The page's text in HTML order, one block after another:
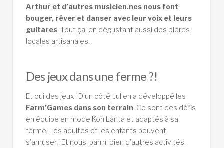
Arthur et d’autres musicien.nes nous font
bouger, rêver et danser avec leur voix et leurs
guitares. Tout ça, en dégustant aussi des bières
locales artisanales.
Des jeux dans une ferme ?!
Et oui des jeux ! D’un côté, Julien a développé les
Farm’Games dans son terrain . Ce sont des défis
en équipe en mode Koh Lanta et adaptés à sa
ferme. Les adultes et les enfants peuvent
s’amuser ! Et nous, parmi bien d’autres activités,